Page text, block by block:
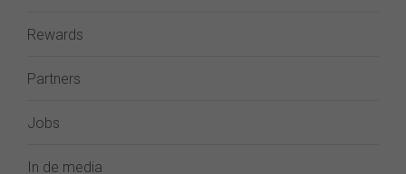
Rewards
Partners
Jobs
In de media